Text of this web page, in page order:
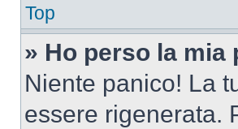
Top
» Ho perso la mia
Niente panico! La
essere rigenerata.